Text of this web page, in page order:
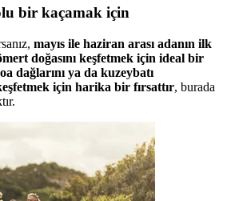
bir kaçamak için
mayıs ile haziran arası adanın ilk
doğasını keşfetmek için ideal bir
dağlarını ya da kuzeybatı
için harika bir fırsattır, burada